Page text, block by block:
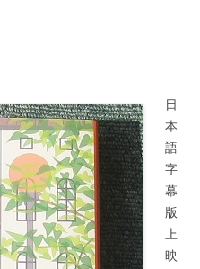
日
本
語
字
幕
版
上
映